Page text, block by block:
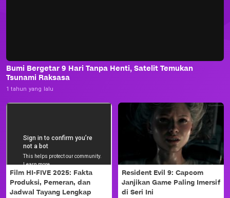
Bumi Bergetar 9 Hari Tanpa Henti, Satelit Temukan
Tsunami Raksasa
1 tahun yang lalu
Film HI-FIVE 2025: Fakta
Produksi, Pemeran, dan
Jadwal Tayang Lengkap
Resident Evil 9: Capcom
Janjikan Game Paling Imersif
di Seri Ini